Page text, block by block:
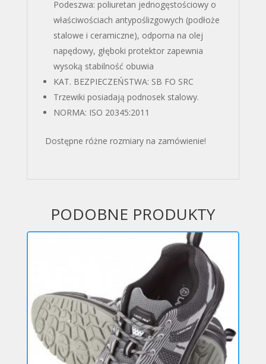
Podeszwa: poliuretan jednogęstościowy o
właściwościach antypoślizgowych (podłoże
stalowe i ceramiczne), odporna na olej
napędowy, głęboki protektor zapewnia
wysoką stabilność obuwia
KAT. BEZPIECZEŃSTWA: SB FO SRC
Trzewiki posiadają podnosek stalowy.
NORMA: ISO 20345:2011
Dostępne różne rozmiary na zamówienie!
PODOBNE PRODUKTY